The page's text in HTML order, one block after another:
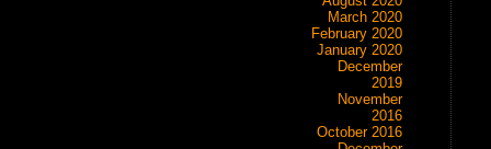
March 2020
February 2020
January 2020
December
2019
November
2016
October 2016